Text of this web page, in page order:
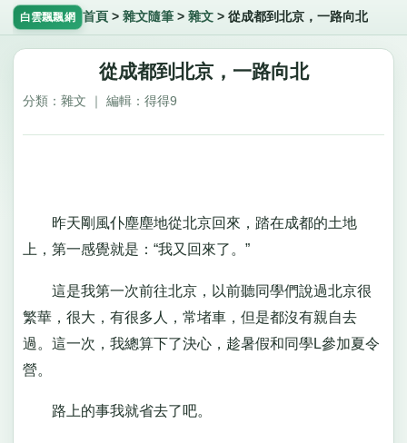
白雲飄飄網 首頁 > 雜文隨筆> 雜文> 從成都到北京，一路向北
從成都到北京，一路向北
分類：雜文 ｜ 編輯：得得9
昨天剛風仆塵塵地從北京回來，踏在成都的土地
上，第一感覺就是：“我又回來了。”
這是我第一次前往北京，以前聽同學們說過北京很
繁華，很大，有很多人，常堵車，但是都沒有親自去
過。這一次，我總算下了決心，趁暑假和同學L參加夏令
營。
路上的事我就省去了吧。